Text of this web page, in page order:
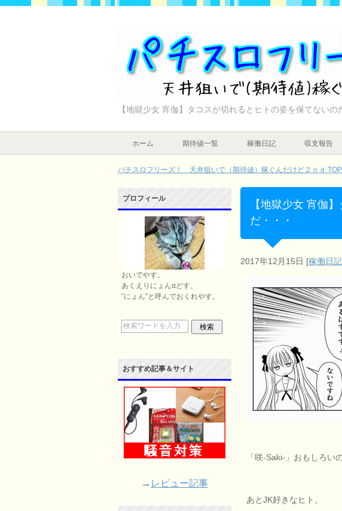
【地獄少女 宵伽】タコスが切れるとヒトの姿を保てないの
ホーム 期待値一覧 稼働日記 収支報告
パチスロフリーズ！ 天井狙いで（期待値）稼ぐんだけど２ｎｄ TOP
【地獄少女 宵伽
だ・・・
2017年12月15日 [稼働日記
「咲‐Saki‐」おもしろい
あとJK好きなヒト。
プロフィール
おいでやす。
あくえりにょんαどす。
”にょん”と呼んでおくれやす。
おすすめ記事＆サイト
→ レビュー記事